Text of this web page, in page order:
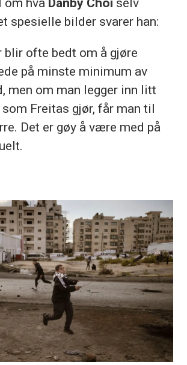
spesielle bilder svarer han:
blir ofte bedt om å gjøre
på minste minimum av
men om man legger inn litt
Freitas gjør, får man til
Det er gøy å være med på